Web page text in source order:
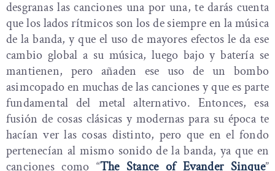
desgranas las canciones una por una, te darás cuenta
que los lados rítmicos son los de siempre en la música
de la banda, y que el uso de mayores efectos le da ese
cambio global a su música, luego bajo y batería se
mantienen, pero añaden ese uso de un bombo
asimcopado en muchas de las canciones y que es parte
fundamental del metal alternativo. Entonces, esa
fusión de cosas clásicas y modernas para su época te
hacían ver las cosas distinto, pero que en el fondo
pertenecían al mismo sonido de la banda, ya que en
canciones como “The Stance of Evander Sinque”